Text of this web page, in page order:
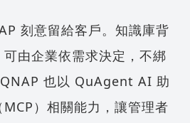
刻意留給客戶。知識庫背
由企業依需求決定，不綁
也以 QuAgent AI 助
）相關能力，讓管理者